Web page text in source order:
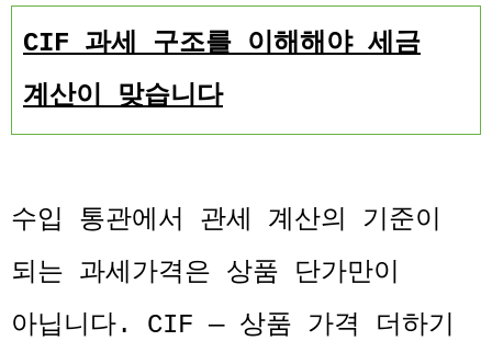
CIF 과세 구조를 이해해야 세금
계산이 맞습니다
수입 통관에서 관세 계산의 기준이
되는 과세가격은 상품 단가만이
아닙니다. CIF — 상품 가격 더하기